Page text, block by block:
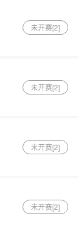
未开赛[2]
未开赛[2]
未开赛[2]
未开赛[2]